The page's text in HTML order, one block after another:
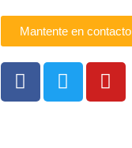
Mantente en contacto